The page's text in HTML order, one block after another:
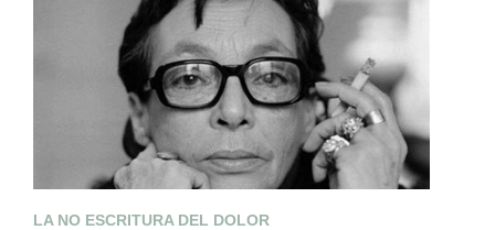
LA NO ESCRITURA DEL DOLOR